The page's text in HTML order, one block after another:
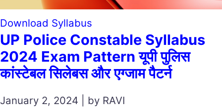
Download Syllabus
UP Police Constable Syllabus
2024 Exam Pattern यूपी पुलिस
कांस्टेबल सिलेबस और एग्जाम पैटर्न
January 2, 2024 | by RAVI